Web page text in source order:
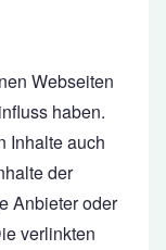
Webseiten
haben.
Inhalte auch
der
Anbieter oder
verlinkten